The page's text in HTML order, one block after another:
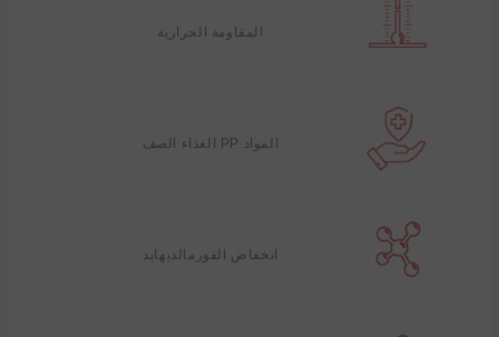
المقاومة الحرارية
المواد PP الغذاء الصف
انخفاض الفورمالديهايد